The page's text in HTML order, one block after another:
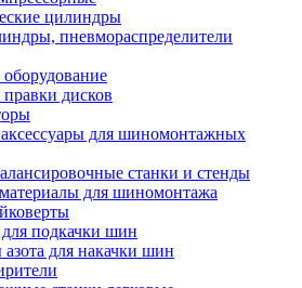
цилиндры
пневмораспределители
дисков
для шиномонтажных
станки и стенды
для шиномонтажа
подкачки шин
азота для накачки шин